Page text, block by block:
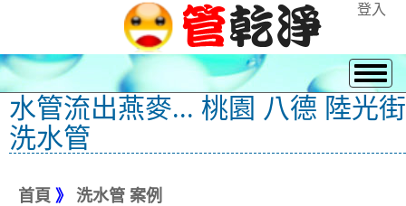
登入
水管流出燕麥... 桃園 八德 陸光街
洗水管
首頁 》 洗水管 案例